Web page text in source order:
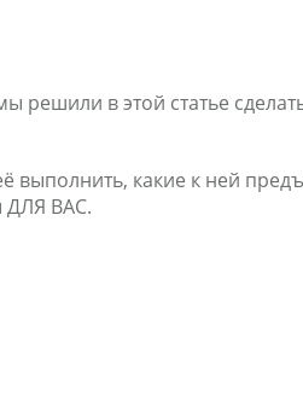
решили в этой статье
выполнить, какие к ней
ДЛЯ ВАС.